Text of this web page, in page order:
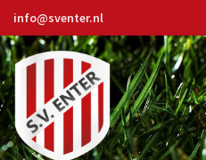
info@sventer.nl